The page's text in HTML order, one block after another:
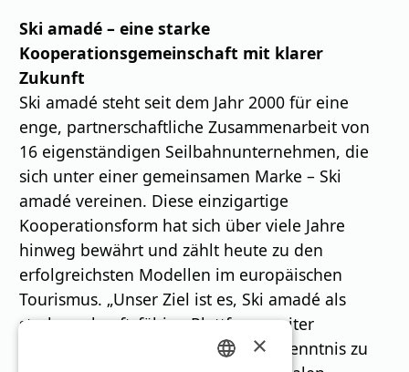
Ski amadé – eine starke
Kooperationsgemeinschaft mit klarer
Zukunft
Ski amadé steht seit dem Jahr 2000 für eine
enge, partnerschaftliche Zusammenarbeit von
16 eigenständigen Seilbahnunternehmen, die
sich unter einer gemeinsamen Marke – Ski
amadé vereinen. Diese einzigartige
Kooperationsform hat sich über viele Jahre
hinweg bewährt und zählt heute zu den
erfolgreichsten Modellen im europäischen
Tourismus. „Unser Ziel ist es, Ski amadé als
starke, zukunftsfähige Plattform weiter
auszubauen – mit einem klaren Bekenntnis zu
×